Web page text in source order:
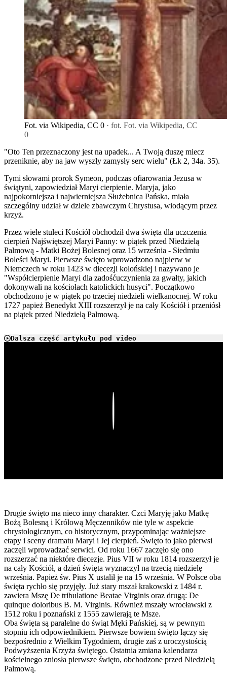
Fot. via Wikipedia, CC 0 · fot. Fot. via Wikipedia, CC
0
"Oto Ten przeznaczony jest na upadek... A Twoją duszę miecz
przeniknie, aby na jaw wyszły zamysły serc wielu" (Łk 2, 34a. 35).
Tymi słowami prorok Symeon, podczas ofiarowania Jezusa w
świątyni, zapowiedział Maryi cierpienie. Maryja, jako
najpokorniejsza i najwierniejsza Służebnica Pańska, miała
szczególny udział w dziele zbawczym Chrystusa, wiodącym przez
krzyż.
Przez wiele stuleci Kościół obchodził dwa święta dla uczczenia
cierpień Najświętszej Maryi Panny: w piątek przed Niedzielą
Palmową - Matki Bożej Bolesnej oraz 15 września - Siedmiu
Boleści Maryi. Pierwsze święto wprowadzono najpierw w
Niemczech w roku 1423 w diecezji kolońskiej i nazywano je
"Współcierpienie Maryi dla zadośćuczynienia za gwałty, jakich
dokonywali na kościołach katolickich husyci". Początkowo
obchodzono je w piątek po trzeciej niedzieli wielkanocnej. W roku
1727 papież Benedykt XIII rozszerzył je na cały Kościół i przeniósł
na piątek przed Niedzielą Palmową.
Dalsza część artykułu pod video
Drugie święto ma nieco inny charakter. Czci Maryję jako Matkę
Bożą Bolesną i Królową Męczenników nie tyle w aspekcie
chrystologicznym, co historycznym, przypominając ważniejsze
etapy i sceny dramatu Maryi i Jej cierpień. Święto to jako pierwsi
zaczęli wprowadzać serwici. Od roku 1667 zaczęło się ono
rozszerzać na niektóre diecezje. Pius VII w roku 1814 rozszerzył je
na cały Kościół, a dzień święta wyznaczył na trzecią niedzielę
września. Papież św. Pius X ustalił je na 15 września. W Polsce oba
święta rychło się przyjęły. Już stary mszał krakowski z 1484 r.
zawiera Mszę De tribulatione Beatae Virginis oraz drugą: De
quinque doloribus B. M. Virginis. Również mszały wrocławski z
1512 roku i poznański z 1555 zawierają te Msze.
Oba święta są paralelne do świąt Męki Pańskiej, są w pewnym
stopniu ich odpowiednikiem. Pierwsze bowiem święto łączy się
bezpośrednio z Wielkim Tygodniem, drugie zaś z uroczystością
Podwyższenia Krzyża świętego. Ostatnia zmiana kalendarza
kościelnego zniosła pierwsze święto, obchodzone przed Niedzielą
Palmową.